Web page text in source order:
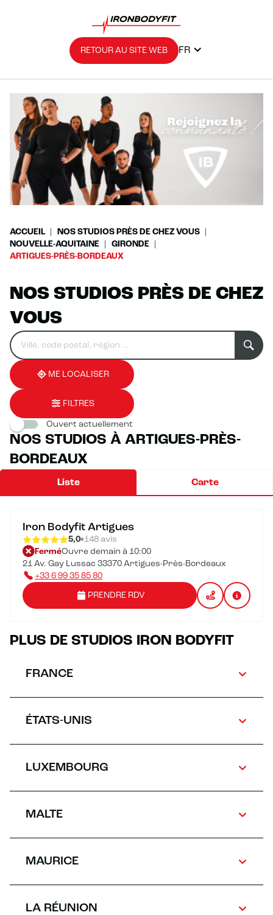
RETOUR AU SITE WEB FR
ACCUEIL
NOS STUDIOS PRÈS DE CHEZ VOUS
NOUVELLE-AQUITAINE
GIRONDE
ARTIGUES-PRÈS-BORDEAUX
NOS STUDIOS PRÈS DE CHEZ
VOUS
Rechercher
un
établissement
Veuillez
renseigner
une
adresse
0
résultat(s)
trouvé(s)
ME LOCALISER
FILTRES
Ouvert actuellement
NOS STUDIOS À ARTIGUES-PRÈS-
BORDEAUX
Liste Carte
Iron Bodyfit Artigues
5,0 148 avis
FerméOuvre demain à 10:00
21 Av. Gay Lussac 33370 Artigues-Près-Bordeaux
+33 6 99 35 85 80
PRENDRE RDV
PLUS DE STUDIOS IRON BODYFIT
FRANCE
ÉTATS-UNIS
LUXEMBOURG
MALTE
MAURICE
LA RÉUNION